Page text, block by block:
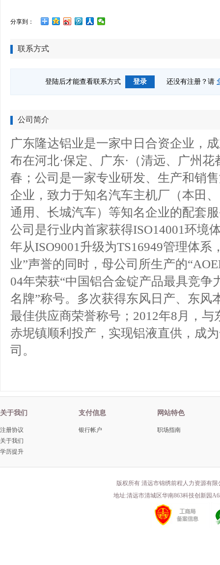
分享到：
联系方式
登陆后才能查看联系方式 登录 还没有注册？请
公司简介
广东隆达铝业是一家中日合资企业，
布在河北·保定、 广东·（清远、广州花
春；公司是一家专业研发、生产和销
企业，致力于知名汽车主机厂（本田
通用、长城汽车）等知名企业的配套
公司是行业内首家获得ISO14001环境
年从ISO9001 升级为TS16949管理体系
业”声誉的同时，母公司所生产的“
04年荣获“中国铝合金锭产品最具竞争
名牌”称号。多次获得东风日产、东风
最佳供应商荣誉称号； 2012年8 月，与
赤坭镇顺利投产，实现铝液直供，成
司。
关于我们
注册协议
关于我们
学历提升
支付信息
银行帐户
网站特色
职场指南
版权所有 清远市锦绣前程人力资源有限
地址:清远市清城区华南863科技创新园A6